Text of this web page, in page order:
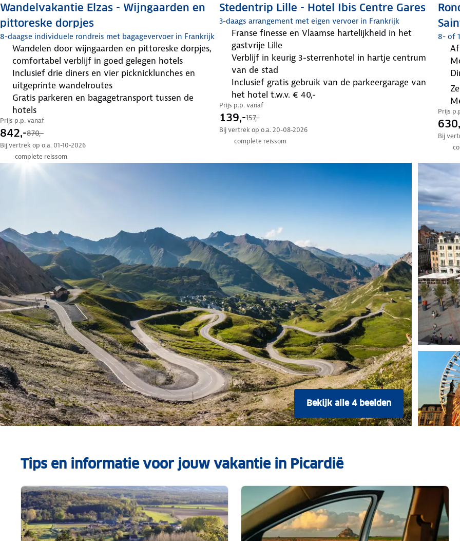
Wandelvakantie Elzas - Wijngaarden en
pittoreske dorpjes
8-daagse individuele rondreis met bagagevervoer in Frankrijk
wandelen door wijngaarden en pittoreske dorpjes,
comfortabel verblijf in goed gelegen hotels
inclusief drie diners en vier picknicklunches en
uitgeprinte wandelroutes
gratis parkeren en bagagetransport tussen de
hotels
Prijs p.p. vanaf
842,-870,-
Bij vertrek op o.a. 01-10-2026
complete reissom
Stedentrip Lille - Hotel Ibis Centre Gares
3-daags arrangement met eigen vervoer in Frankrijk
Franse finesse en Vlaamse hartelijkheid in het
gastvrije Lille
verblijf in keurig 3-sterrenhotel in hartje centrum
van de stad
inclusief gratis gebruik van de parkeergarage van
het hotel t.w.v. € 40,-
Prijs p.p. vanaf
139,-157,-
Bij vertrek op o.a. 20-08-2026
complete reissom
8- of
afwisseling van cultuur, natuur én getijdenwonder
zeebries, verse vis en pure charme – Trouville-sur-
Prijs
Bij
Bekijk alle 4 beelden
Tips en informatie voor jouw vakantie in Picardië